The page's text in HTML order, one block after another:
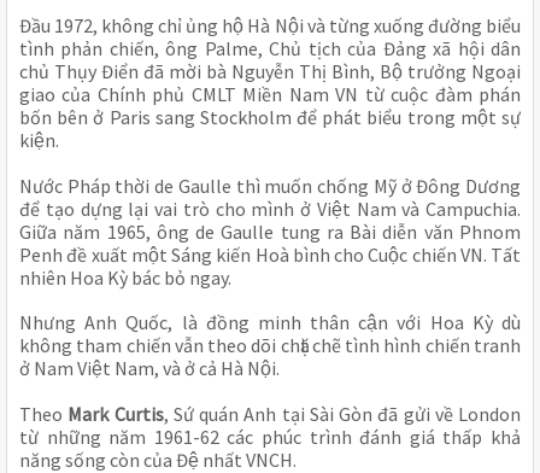
Đầu 1972, không chỉ ủng hộ Hà Nội và từng xuống đường biểu
tình phản chiến, ông Palme, Chủ tịch của Đảng xã hội dân
chủ Thụy Điển đã mời bà Nguyễn Thị Bình, Bộ trưởng Ngoại
giao của Chính phủ CMLT Miền Nam VN từ cuộc đàm phán
bốn bên ở Paris sang Stockholm để phát biểu trong một sự
kiện.
Nước Pháp thời de Gaulle thì muốn chống Mỹ ở Đông Dương
để tạo dựng lại vai trò cho mình ở Việt Nam và Campuchia.
Giữa năm 1965, ông de Gaulle tung ra Bài diễn văn Phnom
Penh đề xuất một Sáng kiến Hoà bình cho Cuộc chiến VN. Tất
nhiên Hoa Kỳ bác bỏ ngay.
Nhưng Anh Quốc, là đồng minh thân cận với Hoa Kỳ dù
không tham chiến vẫn theo dõi chặt chẽ tình hình chiến tranh
ở Nam Việt Nam, và ở cả Hà Nội.
Theo Mark Curtis, Sứ quán Anh tại Sài Gòn đã gửi về London
từ những năm 1961-62 các phúc trình đánh giá thấp khả
năng sống còn của Đệ nhất VNCH.